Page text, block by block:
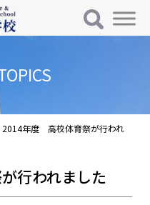
2014年度 高校体育祭が行われ
行われました